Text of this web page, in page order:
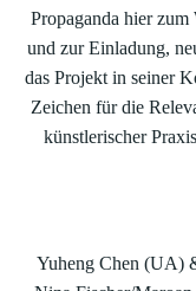
Propaganda hier
und zur Einladung,
das Projekt in seiner
Zeichen für die
künstlerischer
Yuheng Chen (UA)